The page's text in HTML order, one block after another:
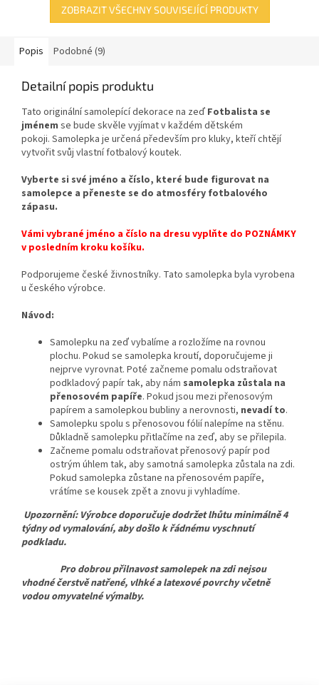
ZOBRAZIT VŠECHNY SOUVISEJÍCÍ PRODUKTY
Popis Podobné (9)
Detailní popis produktu
Tato originální samolepící dekorace na zeď Fotbalista se
jménem se bude skvěle vyjímat v každém dětském
pokoji. Samolepka je určená především pro kluky, kteříchtějí
vytvořitsvůj vlastnífotbalovýkoutek.
Vyberte si své jméno a číslo, které bude figurovat na
samolepce a přeneste se do atmosféry fotbalového
zápasu.
Vámi vybrané jméno a číslo na dresu vyplňte do POZNÁMKY
v posledním kroku košíku.
Podporujeme české živnostníky. Tato samolepka byla vyrobena
u českého výrobce.
Návod:
Samolepku na zeď vybalíme a rozložíme na rovnou
plochu. Pokud se samolepka kroutí, doporučujeme ji
nejprve vyrovnat. Poté začneme pomalu odstraňovat
podkladový papír tak, aby nám samolepka zůstala na
přenosovém papíře. Pokud jsou mezi přenosovým
papírem a samolepkou bubliny a nerovnosti, nevadí to.
Samolepku spolu s přenosovou fólií nalepíme na stěnu.
Důkladně samolepku přitlačíme na zeď, aby se přilepila.
Začneme pomalu odstraňovat přenosový papír pod
ostrým úhlem tak, aby samotná samolepka zůstala na zdi.
Pokud samolepka zůstane na přenosovém papíře,
vrátíme se kousek zpět a znovu ji vyhladíme.
Upozornění: Výrobce doporučuje dodržet lhůtu minimálně 4
týdny od vymalování, aby došlo k řádnému vyschnutí
podkladu.
Pro dobrou přilnavost samolepek na zdi nejsou
vhodné čerstvě natřené, vlhké a latexové povrchy včetně
vodou omyvatelné výmalby.